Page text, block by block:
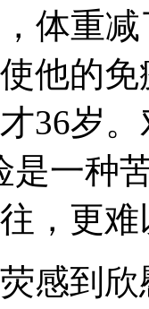
体重
他的
36岁
是一种
，更难
到欣